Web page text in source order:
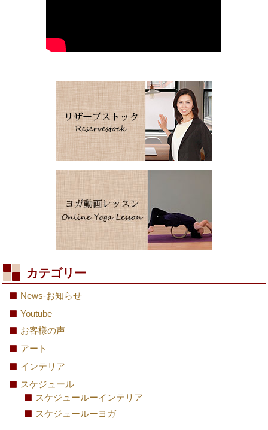
カテゴリー
News-お知らせ
Youtube
お客様の声
アート
インテリア
スケジュール
スケジュールーインテリア
スケジュールーヨガ